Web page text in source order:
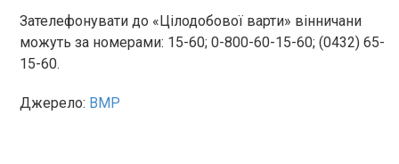
Зателефонувати до «Цілодобової варти» вінничани
можуть за номерами: 15-60; 0-800-60-15-60; (0432) 65-
15-60.
Джерело: ВМР